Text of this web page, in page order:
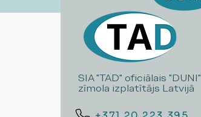
SIA "TAD" oficiālais "DUNI"
zīmola izplatītājs Latvijā